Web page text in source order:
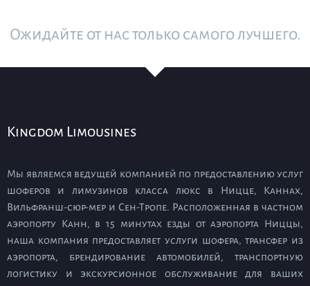
Ожидайте от нас только самого лучшего.
Kingdom Limousines
Мы являемся ведущей компанией по предоставлению услуг
шоферов и лимузинов класса люкс в Ницце, Каннах,
Вильфранш-сюр-мер и Сен-Тропе. Расположенная в частном
аэропорту Канн, в 15 минутах езды от аэропорта Ниццы,
наша компания предоставляет услуги шофера, трансфер из
аэропорта, брендирование автомобилей, транспортную
логистику и экскурсионное обслуживание для ваших